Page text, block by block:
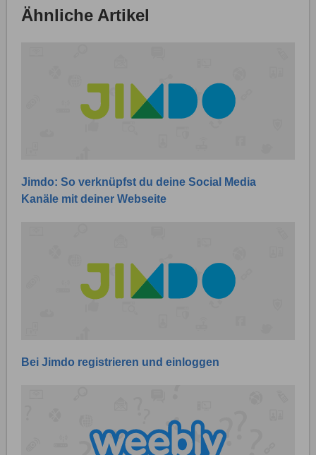
Ähnliche Artikel
Jimdo: So verknüpfst du deine Social Media
Kanäle mit deiner Webseite
Bei Jimdo registrieren und einloggen